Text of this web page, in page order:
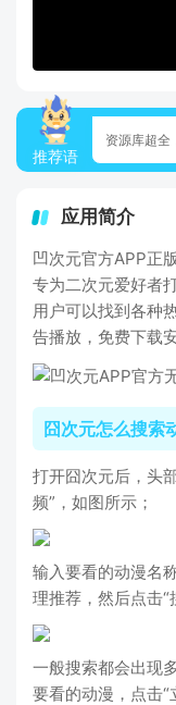
推荐语
资源库超全
应用简介
凹次元官方APP正
专为二次元爱好者
用户可以找到各种
告播放，免费下载
囧次元怎么搜索
打开囧次元后，头
频”，如图所示；
输入要看的动漫名
理推荐，然后点击“
一般搜索都会出现
要看的动漫，点击“